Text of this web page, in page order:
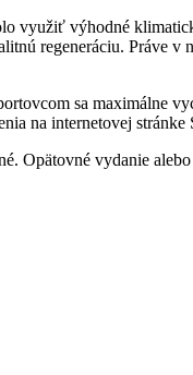
využiť výhodné
regeneráciu. Práve
sa maximálne
na internetovej
Opätovné vydanie